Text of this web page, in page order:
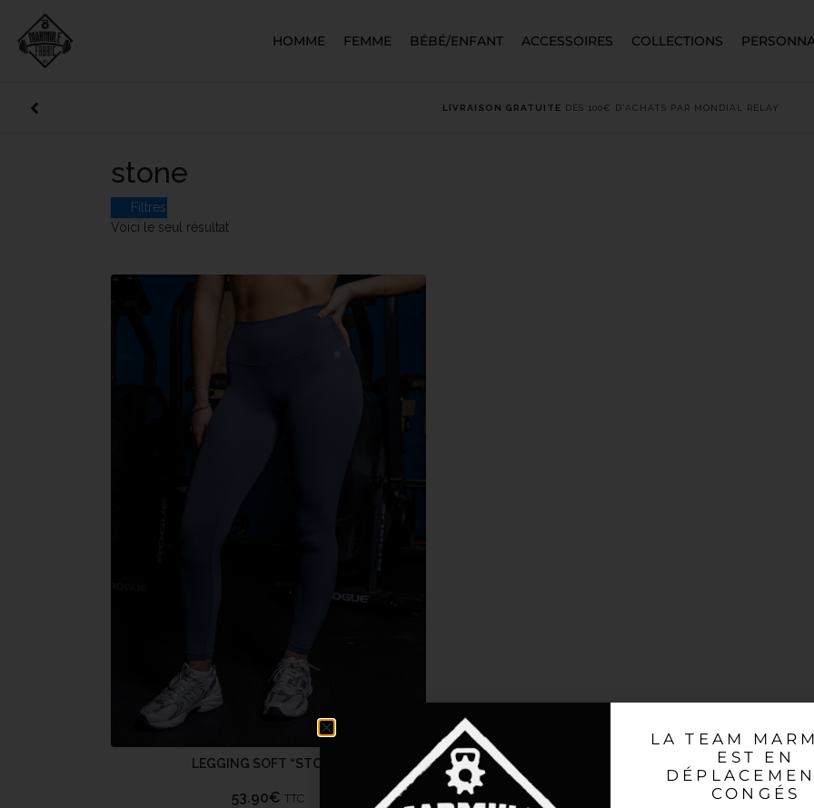
HOMME FEMME BÉBÉ/ENFANT ACCESSOIRES COLLECTIONS
LIVRAISON GRATUITE DÈS 100€ D'ACHATS PAR MONDIAL RELAY
stone
Filtres
Voici le seul résultat
LEGGING SOFT “STONE”
53.90€ TTC
LA TEAM
EST EN
CONGÉS